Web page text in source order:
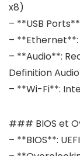
x8)
– **USB
–
– **Audio**:
Definition Audio
– **Wi-Fi**:
### BIOS et
– **BIOS**: